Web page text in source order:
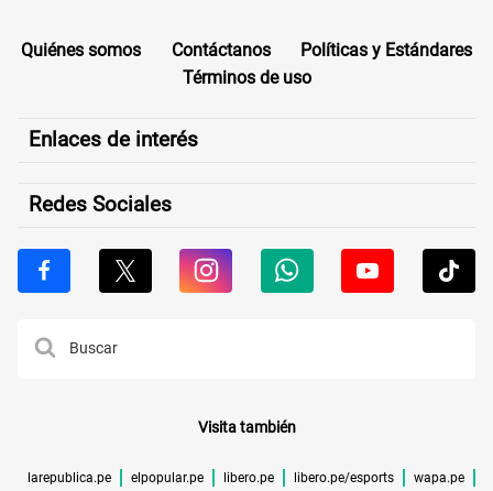
Quiénes somos Contáctanos
Políticas y Estándares
Términos de uso
Enlaces de interés
Redes Sociales
Visita también
larepublica.pe elpopular.pe libero.pe libero.pe/esports wapa.pe